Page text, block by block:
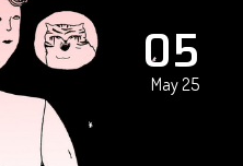
05
May 25